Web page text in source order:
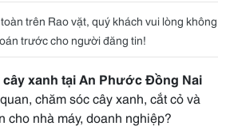
trên Rao vặt, quý khách vui lòng không
trước cho người đăng tin!
xanh tại An Phước Đồng Nai
chăm sóc cây xanh, cắt cỏ và
cho nhà máy, doanh nghiệp?